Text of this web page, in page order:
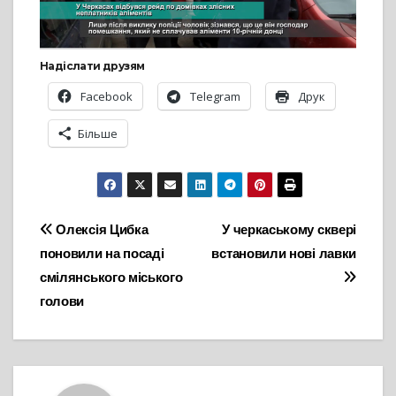
Надіслати друзям
Facebook Telegram Друк
Більше
Навігація
записів
У черкаському сквері
встановили нові лавки
Олексія Цибка
поновили на посаді
смілянського міського
голови